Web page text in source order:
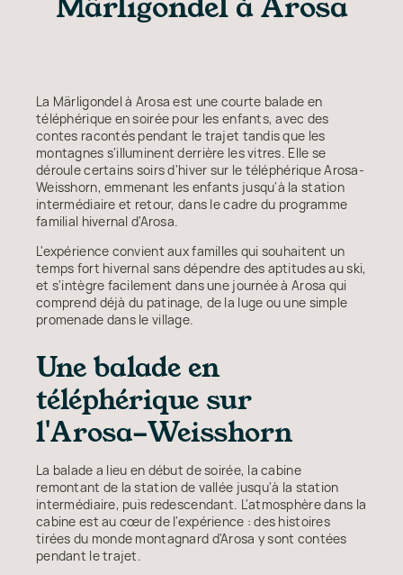
La Märligondel à Arosa est une courte balade en
téléphérique en soirée pour les enfants, avec des
contes racontés pendant le trajet tandis que les
montagnes s'illuminent derrière les vitres. Elle se
déroule certains soirs d'hiver sur le téléphérique Arosa-
Weisshorn, emmenant les enfants jusqu'à la station
intermédiaire et retour, dans le cadre du programme
familial hivernal d'Arosa.
L'expérience convient aux familles qui souhaitent un
temps fort hivernal sans dépendre des aptitudes au ski,
et s'intègre facilement dans une journée à Arosa qui
comprend déjà du patinage, de la luge ou une simple
promenade dans le village.
Une balade en
téléphérique sur
l'Arosa-Weisshorn
La balade a lieu en début de soirée, la cabine
remontant de la station de vallée jusqu'à la station
intermédiaire, puis redescendant. L'atmosphère dans la
cabine est au cœur de l'expérience : des histoires
tirées du monde montagnard d'Arosa y sont contées
pendant le trajet.